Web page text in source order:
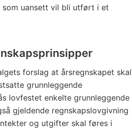
som uansett vil bli utført i et
forslag at årsregnskapet skal
grunnleggende
lovfestet enkelte grunnleggende
gjeldende regnskapslovgivning
og utgifter skal føres i